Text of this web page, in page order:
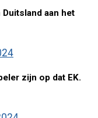
aan het
zijn op dat EK.